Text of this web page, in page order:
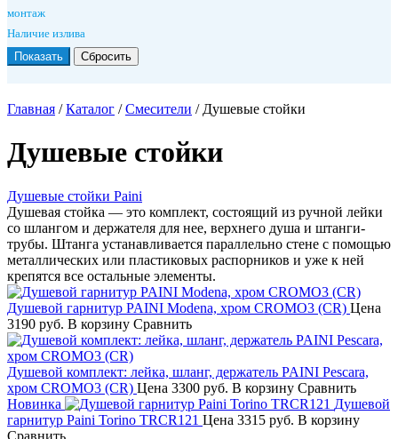
монтаж
Наличие излива
Главная /Каталог /Смесители / Душевые стойки
Душевые стойки
Душевые стойки Paini
Душевая стойка — это комплект, состоящий из ручной лейки
со шлангом и держателя для нее, верхнего душа и штанги-
трубы. Штанга устанавливается параллельно стене с помощью
металлических или пластиковых распорников и уже к ней
крепятся все остальные элементы.
Душевой гарнитур PAINI Modena, хром CROMO3 (CR) Цена
3190 руб. В корзину Сравнить
Душевой комплект: лейка, шланг, держатель PAINI Pescara,
хром CROMO3 (CR) Цена 3300 руб. В корзину Сравнить
Новинка
Душевой
гарнитур Paini Torino TRCR121 Цена 3315 руб. В корзину
Сравнить